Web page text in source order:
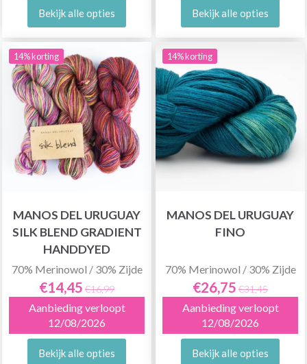
Bekijk alle opties Bekijk alle opties
14% korting
MANOS DEL URUGUAY
SILK BLEND GRADIENT
HANDDYED
70% Merinowol / 30% Zijde
€14,45 €16,99
Aanbieding verloopt
12/08/2026
Bekijk alle opties
14% korting
MANOS DEL URUGUAY
FINO
70% Merinowol / 30% Zijde
€26,75 €31,45
Aanbieding verloopt
12/08/2026
Bekijk alle opties